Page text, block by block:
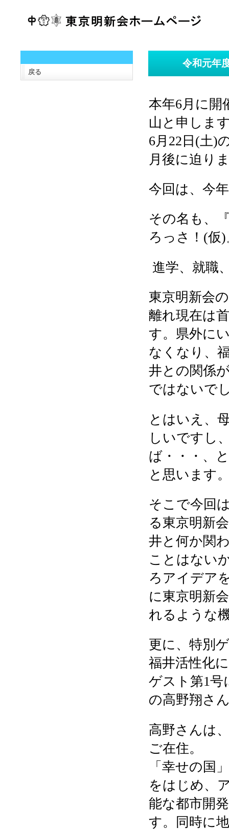
令和元年
本年6月に開
山と申しま
6月 22日 (土)
月後に迫り
今回は、今
その名も、
ろっさ！ (仮)
進学、就職
東京明新会
離れ現在は
す。 県外に
なくなり、
井との関係
ではないで
とはいえ、
しいですし
ば・・・、
と思います
そこで今回
る東京明新
井と何か関
ことはない
ろアイデア
に東京明新
れるような
更に、特別
福井活性化
ゲスト第1号
の高野翔さ
高野さんは
ご在住。
「幸せの国
をはじめ、
能な都市開
す。
同時に
戻る